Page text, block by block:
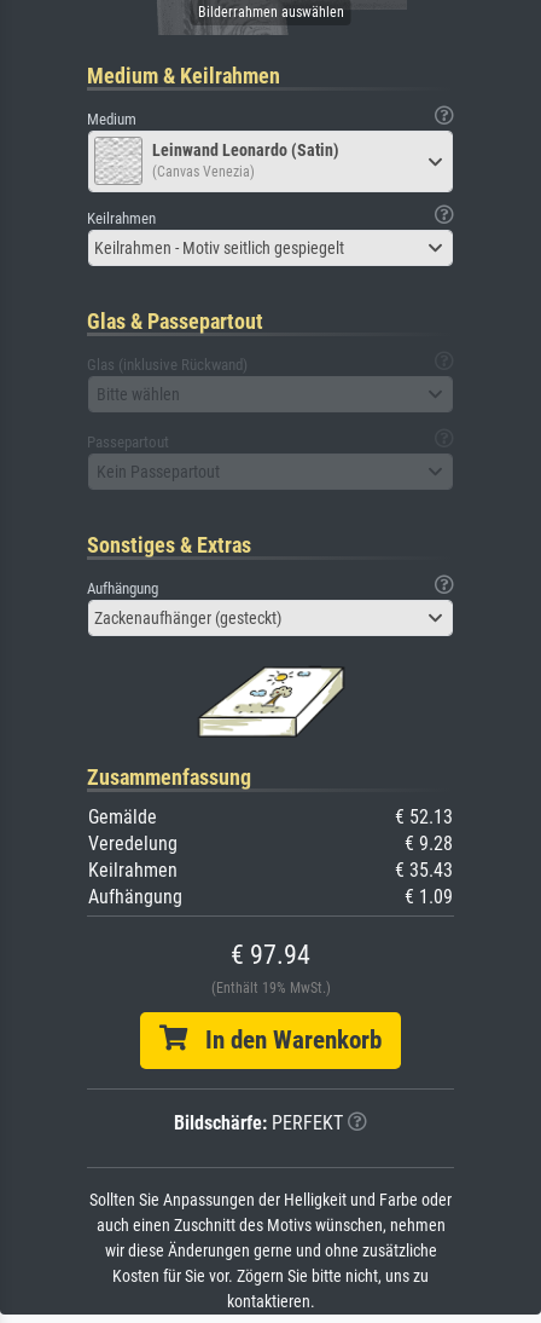
Medium & Keilrahmen
Medium
Leinwand Leonardo (Satin)
(Canvas Venezia)
Keilrahmen
Keilrahmen - Motiv seitlich gespiegelt
Glas & Passepartout
Glas (inklusive Rückwand)
Bitte wählen
Passepartout
Kein Passepartout
Sonstiges & Extras
Aufhängung
Zackenaufhänger (gesteckt)
Zusammenfassung
Gemälde
€ 52.13
Veredelung
€ 9.28
Keilrahmen
€ 35.43
Aufhängung
€ 1.09
€ 97.94
(Enthält 19% MwSt.)
In den Warenkorb
Bildschärfe: PERFEKT
Sollten Sie Anpassungen der Helligkeit und Farbe oder
auch einen Zuschnitt des Motivs wünschen, nehmen
wir diese Änderungen gerne und ohne zusätzliche
Kosten für Sie vor. Zögern Sie bitte nicht, uns zu
kontaktieren.